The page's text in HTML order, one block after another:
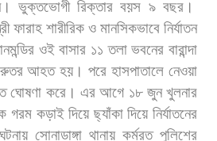
ভুক্তভোগী রিক্তার বয়স ৯ বছর।
ফারাহ শারীরিক ও মানসিকভাবে নির্যাতন
ওই বাসার ১১ তলা ভবনের বারান্দা
আহত হয়। পরে হাসপাতালে নেওয়া
ঘোষণা করে। এর আগে ১৮ জুন খুলনার
গরম কড়াই দিয়ে ছ্যাঁকা দিয়ে নির্যাতনের
ঘটনায় সোনাডাঙ্গা থানায় কর্মরত পুলিশের